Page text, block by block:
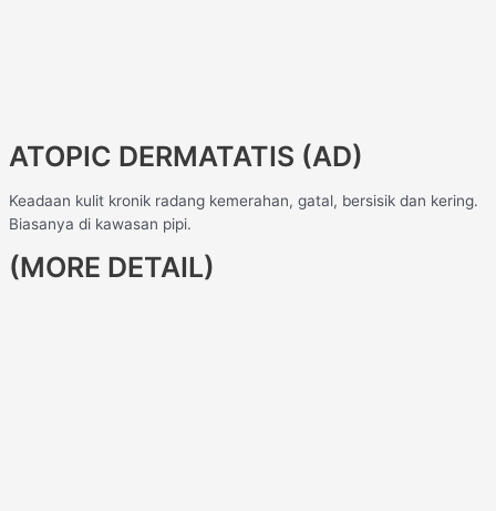
ATOPIC DERMATATIS (AD)
Keadaan kulit kronik radang kemerahan, gatal, bersisik dan kering.
Biasanya di kawasan pipi.
(MORE DETAIL)